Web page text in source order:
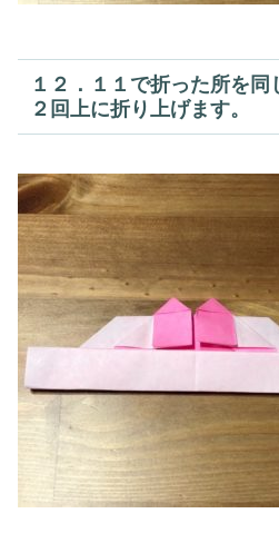
１２．１１で折った所を
２回上に折り上げます。